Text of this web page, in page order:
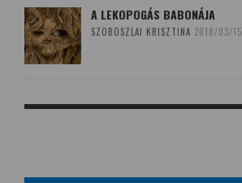
A LEKOPOGÁS BABONÁJA
SZOBOSZLAI KRISZTINA 2018/03/15